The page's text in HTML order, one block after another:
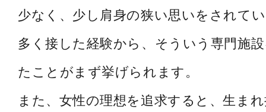
少なく、少し肩身の狭い思いをされて
多く接した経験から、そういう専門施
たことがまず挙げられます。
また、女性の理想を追求すると、生ま